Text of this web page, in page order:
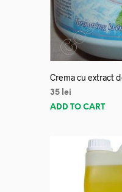
Crema cu extract
35 lei
ADD TO CART